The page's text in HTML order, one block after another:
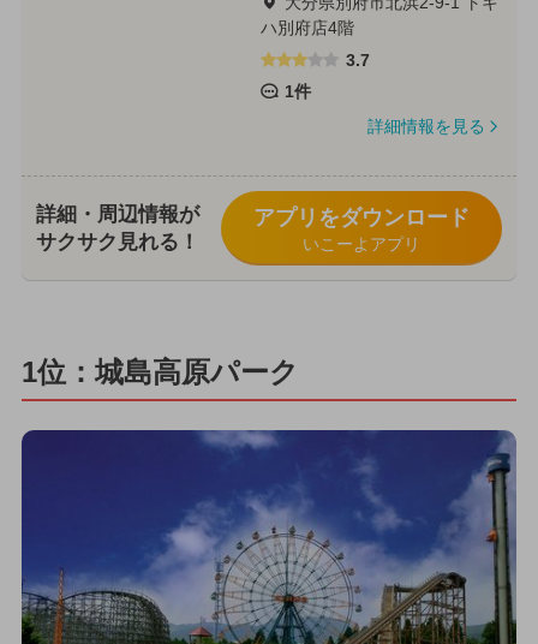
ハ別府店4階
3.7
1件
詳細情報を見る
詳細・周辺情報が
サクサク見れる！
アプリをダウンロード
いこーよアプリ
1位：城島高原パーク